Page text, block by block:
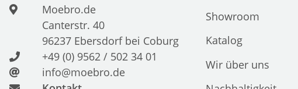
Moebro.de
Canterstr. 40
96237 Ebersdorf bei Coburg
+49 (0) 9562 / 502 34 01
info@moebro.de
Showroom
Katalog
Wir über uns